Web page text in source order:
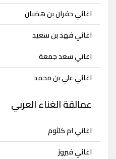
اغاني جفران بن هضبان
اغاني فهد بن سعيد
اغاني سعد جمعة
اغاني علي بن محمد
عمالقة الغناء العربي
اغاني ام كلثوم
اغاني فيروز